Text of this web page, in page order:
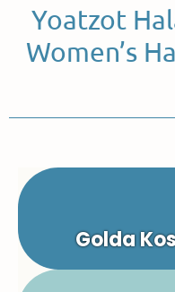
Yoatzot
Women’s
Golda